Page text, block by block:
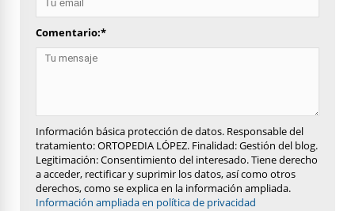
Comentario:*
Información básica protección de datos. Responsable del
tratamiento: ORTOPEDIA LÓPEZ. Finalidad: Gestión del blog.
Legitimación: Consentimiento del interesado. Tiene derecho
a acceder, rectificar y suprimir los datos, así como otros
derechos, como se explica en la información ampliada.
Información ampliada en política de privacidad